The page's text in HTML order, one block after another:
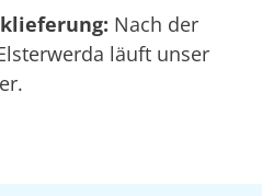
Nach der
läuft unser